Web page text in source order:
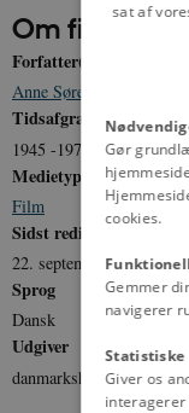
Om filmen
Forfatter(e)
Anne Sørensen
Tidsafgrænsning
1945 -1973
Medietype
Film
Sidst redigeret
22. september 2021
Sprog
Dansk
Udgiver
danmarkshistorien.dk
sat af
Gør
cookies.
Gemmer
navigerer
Statistiske
Giver os
interagerer